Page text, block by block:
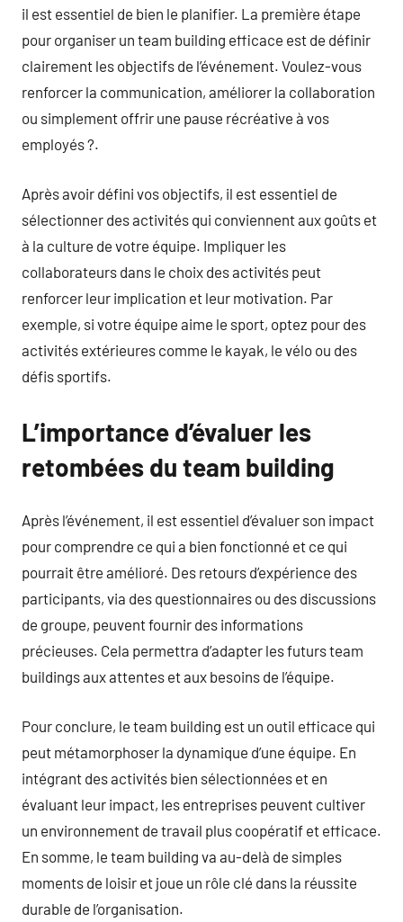
il est essentiel de bien le planifier. La première étape
pour organiser un team building efficace est de définir
clairement les objectifs de l’événement. Voulez-vous
renforcer la communication, améliorer la collaboration
ou simplement offrir une pause récréative à vos
employés ?.
Après avoir défini vos objectifs, il est essentiel de
sélectionner des activités qui conviennent aux goûts et
à la culture de votre équipe. Impliquer les
collaborateurs dans le choix des activités peut
renforcer leur implication et leur motivation. Par
exemple, si votre équipe aime le sport, optez pour des
activités extérieures comme le kayak, le vélo ou des
défis sportifs.
L’importance d’évaluer les
retombées du team building
Après l’événement, il est essentiel d’évaluer son impact
pour comprendre ce qui a bien fonctionné et ce qui
pourrait être amélioré. Des retours d’expérience des
participants, via des questionnaires ou des discussions
de groupe, peuvent fournir des informations
précieuses. Cela permettra d’adapter les futurs team
buildings aux attentes et aux besoins de l’équipe.
Pour conclure, le team building est un outil efficace qui
peut métamorphoser la dynamique d’une équipe. En
intégrant des activités bien sélectionnées et en
évaluant leur impact, les entreprises peuvent cultiver
un environnement de travail plus coopératif et efficace.
En somme, le team building va au-delà de simples
moments de loisir et joue un rôle clé dans la réussite
durable de l’organisation.